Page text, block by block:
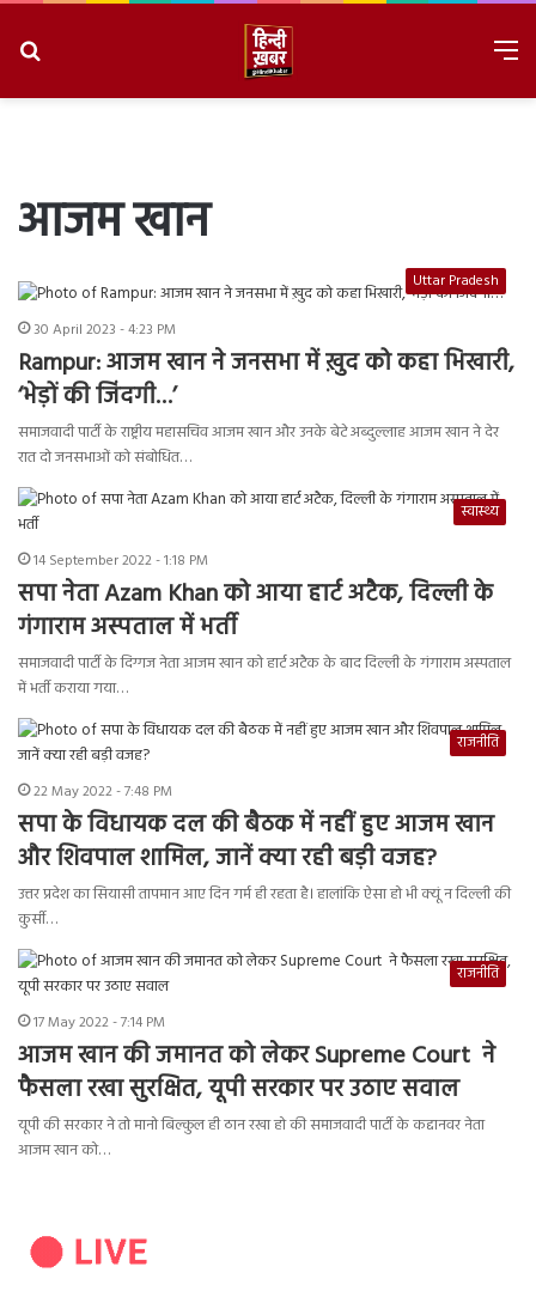
आजम खान
Uttar Pradesh
30 April 2023 - 4:23 PM
Rampur: आजम खान ने जनसभा में ख़ुद को कहा भिखारी,
‘भेड़ों की जिंदगी…’
समाजवादी पार्टी के राष्ट्रीय महासचिव आजम खान और उनके बेटे अब्दुल्लाह आजम खान ने देर
रात दो जनसभाओं को संबोधित…
स्वास्थ्य
14 September 2022 - 1:18 PM
सपा नेता Azam Khan को आया हार्ट अटैक, दिल्ली के
गंगाराम अस्पताल में भर्ती
समाजवादी पार्टी के दिग्गज नेता आजम खान को हार्ट अटैक के बाद दिल्ली के गंगाराम अस्पताल
में भर्ती कराया गया…
राजनीति
22 May 2022 - 7:48 PM
सपा के विधायक दल की बैठक में नहीं हुए आजम खान
और शिवपाल शामिल, जानें क्या रही बड़ी वजह?
उत्तर प्रदेश का सियासी तापमान आए दिन गर्म ही रहता है। हालांकि ऐसा हो भी क्यूं न दिल्ली की
कुर्सी…
राजनीति
17 May 2022 - 7:14 PM
आजम खान की जमानत को लेकर Supreme Court ने
फैसला रखा सुरक्षित, यूपी सरकार पर उठाए सवाल
यूपी की सरकार ने तो मानो बिल्कुल ही ठान रखा हो की समाजवादी पार्टी के कद्दानवर नेता
आजम खान को…